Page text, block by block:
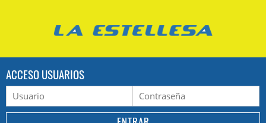
ACCESO USUARIOS